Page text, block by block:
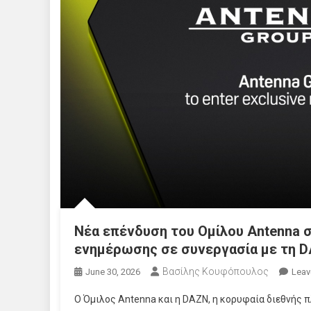
Νέα επένδυση του Ομίλου Antenna
ενημέρωσης σε συνεργασία με τη
June 30, 2026 Βασίλης Κουφόπουλος
Ο Όμιλος Antenna και η DAZN, η κορυφαία διεθνής